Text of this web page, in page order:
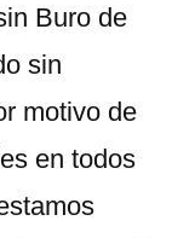
Buro de
sin
motivo de
en todos